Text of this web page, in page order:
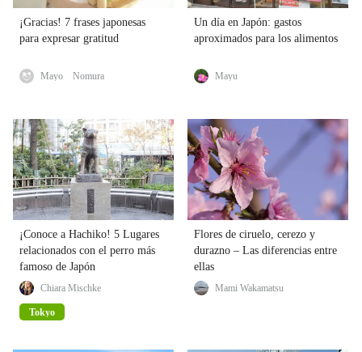
¡Gracias! 7 frases japonesas
para expresar gratitud
Mayo Nomura
Un día en Japón: gastos
aproximados para los alimentos
Mayu
¡Conoce a Hachiko! 5 Lugares
relacionados con el perro más
famoso de Japón
Chiara Mischke
Tokyo
Flores de ciruelo, cerezo y
durazno – Las diferencias entre
ellas
Mami Wakamatsu